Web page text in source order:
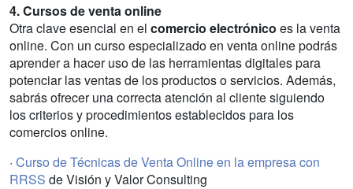
4. Cursos de venta online
Otra clave esencial en el comercio electrónico es la venta
online. Con un curso especializado en venta online podrás
aprender a hacer uso de las herramientas digitales para
potenciar las ventas de los productos o servicios. Además,
sabrás ofrecer una correcta atención al cliente siguiendo
los criterios y procedimientos establecidos para los
comercios online.
· Curso de Técnicas de Venta Online en la empresa con
RRSS de Visión y Valor Consulting